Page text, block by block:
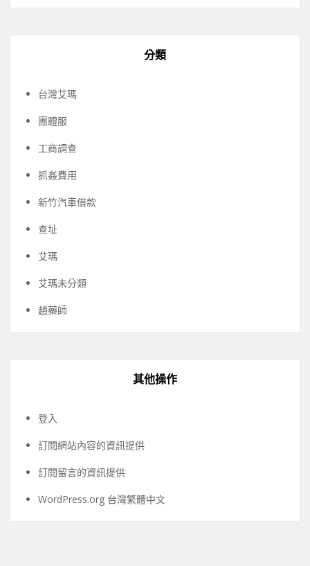
分類
台灣艾瑪
團體服
工商調查
抓姦費用
新竹汽車借款
查址
艾瑪
艾瑪未分類
趙藥師
其他操作
登入
訂閱網站內容的資訊提供
訂閱留言的資訊提供
WordPress.org 台灣繁體中文